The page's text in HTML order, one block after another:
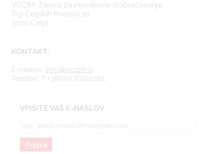
VOZIM, Zavod za inovativno izobraževanje
Trg Celjskih Knezov 10
3000 Celje
KONTAKT:
E-naslov: info@vozim.si
Telefon: T:+386(0)70222261
VPIŠITE VAŠ E-NASLOV
Prijava